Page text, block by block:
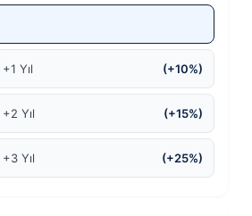
Yıl (+10%)
Yıl (+15%)
Yıl (+25%)